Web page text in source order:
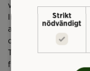
valen, en blåval som
Innan den fick sin
annat ställts ut i Tull-
och skickats på
Tyskland. Den
fyra delar 1918. Inte
Strikt
nödvändigt